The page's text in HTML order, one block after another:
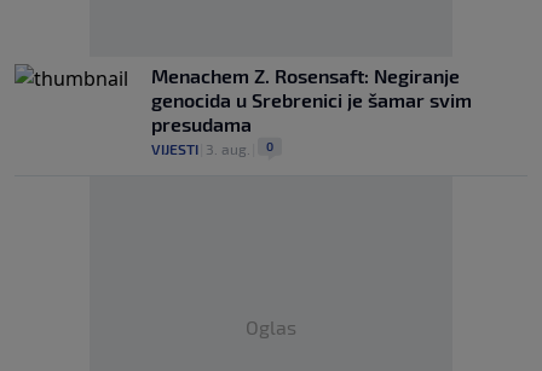
Menachem Z. Rosensaft: Negiranje
genocida u Srebrenici je šamar svim
presudama
VIJESTI 3. aug. 0
Oglas